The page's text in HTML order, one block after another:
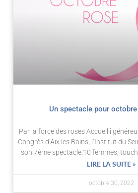
Un spectacle pour
Par la force des roses Accueilli
Congrès d’Aix les Bains, l’Institut du
son 7ème spectacle.10 femmes,
LIRE LA SUITE »
octobre 30, 2022